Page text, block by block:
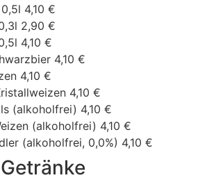
4,10 €
2,90 €
4,10 €
4,10 €
4,10 €
4,10 €
(alkoholfrei) 4,10 €
(alkoholfrei) 4,10 €
(alkoholfrei, 0,0%) 4,10 €